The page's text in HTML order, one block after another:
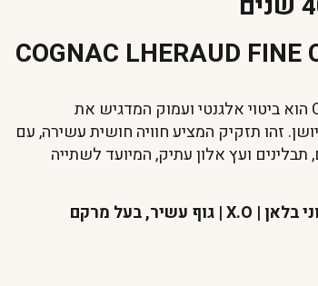
COGNAC LHERAUD FINE
Cognac Lheraud Fine Charles 7 X.O הוא ביטוי אלגנטי ועמוק המדגיש את
זהו תזקיק המציע חוויה חושית עשירה, עם
ועץ אלון עתיק, המיועד לשתייה
בית לרו | Fine Champagne | ענבי אוני בלאן | X.O | גוף עשיר, בעל מרקם